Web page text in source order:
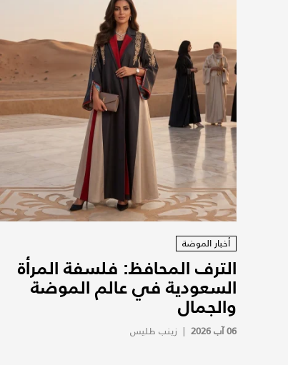
أخبار الموضة
الترف المحافظ: فلسفة المرأة
السعودية في عالم الموضة
والجمال
06 آب 2026 | زينب طليس